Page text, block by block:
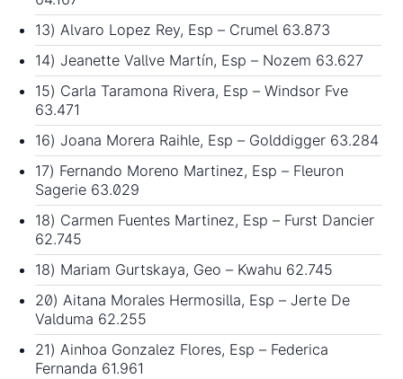
13) Alvaro Lopez Rey, Esp – Crumel 63.873
14) Jeanette Vallve Martín, Esp – Nozem 63.627
15) Carla Taramona Rivera, Esp – Windsor Fve
63.471
16) Joana Morera Raihle, Esp – Golddigger 63.284
17) Fernando Moreno Martinez, Esp – Fleuron
Sagerie 63.029
18) Carmen Fuentes Martinez, Esp – Furst Dancier
62.745
18) Mariam Gurtskaya, Geo – Kwahu 62.745
20) Aitana Morales Hermosilla, Esp – Jerte De
Valduma 62.255
21) Ainhoa Gonzalez Flores, Esp – Federica
Fernanda 61.961